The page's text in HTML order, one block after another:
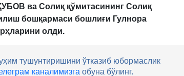
ва Солиқ қўмитасининг Солиқ
бошқармаси бошлиғи Гулнора
олди.
тушунтиришини ўтказиб юбормаслик
каналимизга обуна бўлинг.